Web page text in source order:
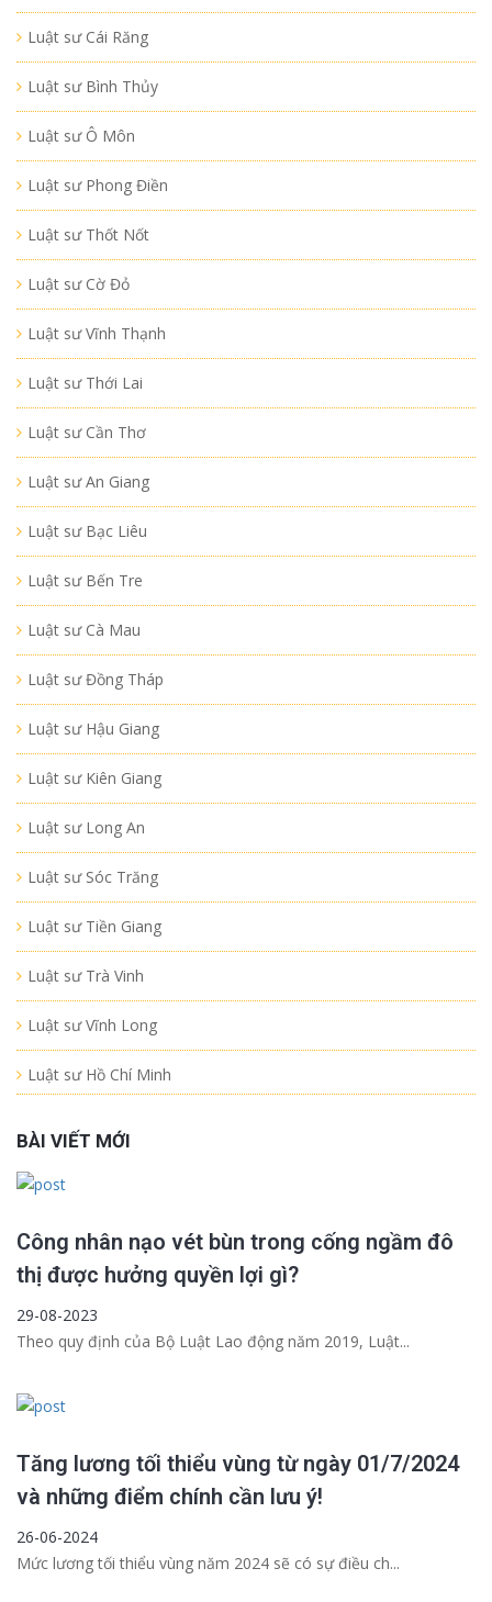
Luật sư Cái Răng
Luật sư Bình Thủy
Luật sư Ô Môn
Luật sư Phong Điền
Luật sư Thốt Nốt
Luật sư Cờ Đỏ
Luật sư Vĩnh Thạnh
Luật sư Thới Lai
Luật sư Cần Thơ
Luật sư An Giang
Luật sư Bạc Liêu
Luật sư Bến Tre
Luật sư Cà Mau
Luật sư Đồng Tháp
Luật sư Hậu Giang
Luật sư Kiên Giang
Luật sư Long An
Luật sư Sóc Trăng
Luật sư Tiền Giang
Luật sư Trà Vinh
Luật sư Vĩnh Long
Luật sư Hồ Chí Minh
BÀI VIẾT MỚI
Công nhân nạo vét bùn trong cống ngầm đô
thị được hưởng quyền lợi gì?
29-08-2023
Theo quy định của Bộ Luật Lao động năm 2019, Luật...
Tăng lương tối thiểu vùng từ ngày 01/7/2024
và những điểm chính cần lưu ý!
26-06-2024
Mức lương tối thiểu vùng năm 2024 sẽ có sự điều ch...